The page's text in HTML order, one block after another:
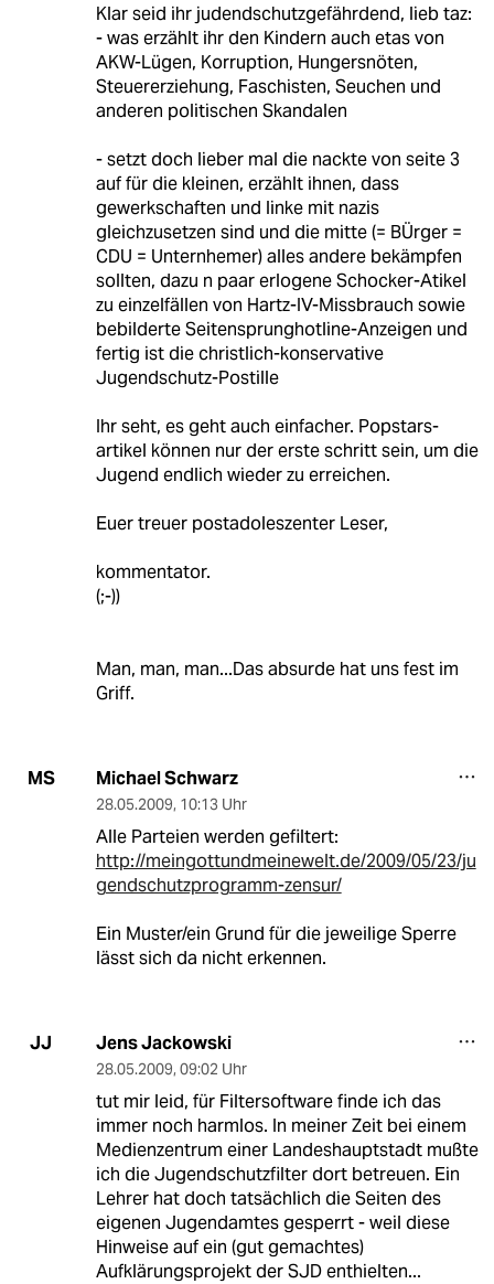
Klar seid ihr judendschutzgefährdend, lieb taz:
- was erzählt ihr den Kindern auch etas von
AKW-Lügen, Korruption, Hungersnöten,
Steuererziehung, Faschisten, Seuchen und
anderen politischen Skandalen
- setzt doch lieber mal die nackte von seite 3
auf für die kleinen, erzählt ihnen, dass
gewerkschaften und linke mit nazis
gleichzusetzen sind und die mitte (= BÜrger =
CDU = Unternhemer) alles andere bekämpfen
sollten, dazu n paar erlogene Schocker-Atikel
zu einzelfällen von Hartz-IV-Missbrauch sowie
bebilderte Seitensprunghotline-Anzeigen und
fertig ist die christlich-konservative
Jugendschutz-Postille
Ihr seht, es geht auch einfacher. Popstars-
artikel können nur der erste schritt sein, um die
Jugend endlich wieder zu erreichen.
Euer treuer postadoleszenter Leser,
kommentator.
(;-))
Man, man, man...Das absurde hat uns fest im
Griff.
MS Michael Schwarz
28.05.2009, 10:13 Uhr
Alle Parteien werden gefiltert:
http://meingottundmeinewelt.de/2009/05/23/ju
gendschutzprogramm-zensur/
Ein Muster/ein Grund für die jeweilige Sperre
lässt sich da nicht erkennen.
JJ Jens Jackowski
28.05.2009, 09:02 Uhr
tut mir leid, für Filtersoftware finde ich das
immer noch harmlos. In meiner Zeit bei einem
Medienzentrum einer Landeshauptstadt mußte
ich die Jugendschutzfilter dort betreuen. Ein
Lehrer hat doch tatsächlich die Seiten des
eigenen Jugendamtes gesperrt - weil diese
Hinweise auf ein (gut gemachtes)
Aufklärungsprojekt der SJD enthielten...